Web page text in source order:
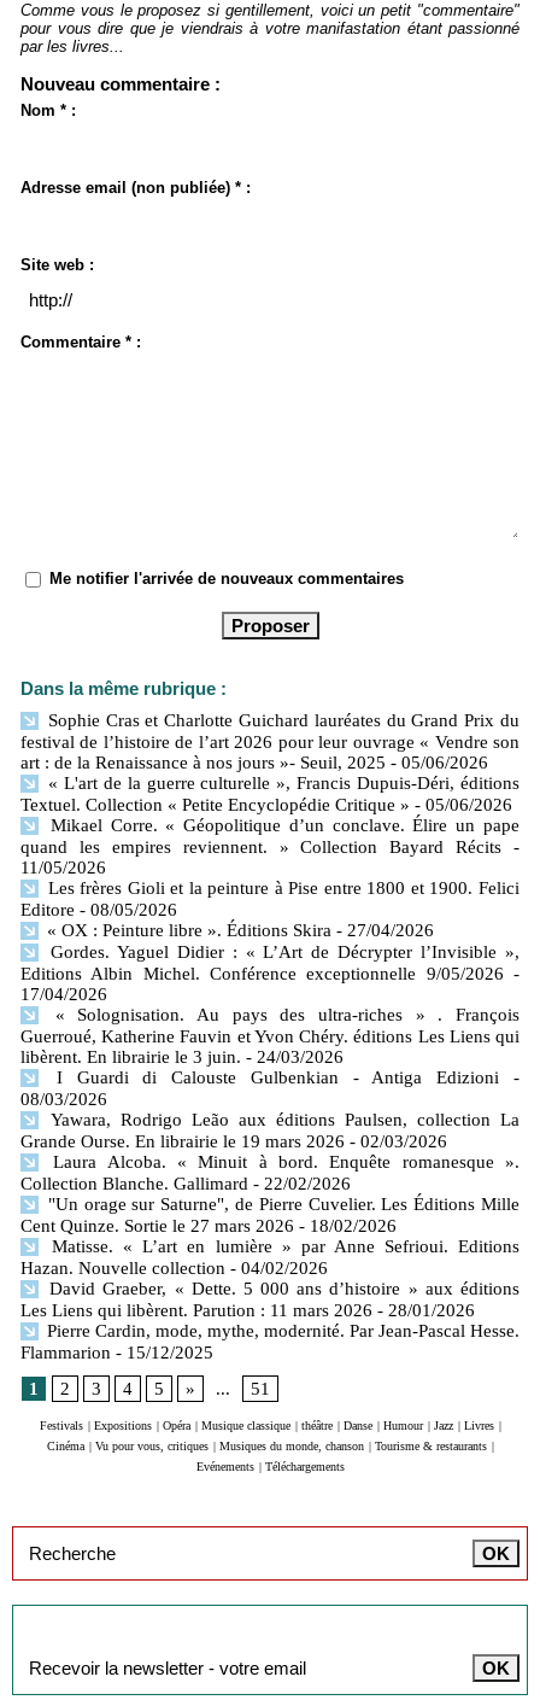
Comme vous le proposez si gentillement, voici un petit "commentaire"
pour vous dire que je viendrais à votre manifastation étant passionné
par les livres...
Nouveau commentaire :
Nom * :
Adresse email (non publiée) * :
Site web :
Commentaire * :
Me notifier l'arrivée de nouveaux commentaires
Dans la même rubrique :
Sophie Cras et Charlotte Guichard lauréates du Grand Prix du
festival de l’histoire de l’art 2026 pour leur ouvrage « Vendre son
art : de la Renaissance à nos jours »- Seuil, 2025 - 05/06/2026
« L'art de la guerre culturelle », Francis Dupuis-Déri, éditions
Textuel. Collection « Petite Encyclopédie Critique » - 05/06/2026
Mikael Corre. « Géopolitique d’un conclave. Élire un pape
quand les empires reviennent. » Collection Bayard Récits
-
11/05/2026
Les frères Gioli et la peinture à Pise entre 1800 et 1900. Felici
Editore - 08/05/2026
« OX : Peinture libre ». Éditions Skira - 27/04/2026
Gordes. Yaguel Didier : « L’Art de Décrypter l’Invisible »,
Editions Albin Michel. Conférence exceptionnelle 9/05/2026 -
17/04/2026
« Solognisation. Au pays des ultra-riches » . François
Guerroué, Katherine Fauvin et Yvon Chéry. éditions Les Liens qui
libèrent. En librairie le 3 juin. - 24/03/2026
I Guardi di Calouste Gulbenkian - Antiga Edizioni
-
08/03/2026
Yawara, Rodrigo Leão aux éditions Paulsen, collection La
Grande Ourse. En librairie le 19 mars 2026 - 02/03/2026
Laura Alcoba. « Minuit à bord. Enquête romanesque ».
Collection Blanche. Gallimard - 22/02/2026
"Un orage sur Saturne", de Pierre Cuvelier. Les Éditions Mille
Cent Quinze. Sortie le 27 mars 2026 - 18/02/2026
Matisse. « L’art en lumière » par Anne Sefrioui. Editions
Hazan. Nouvelle collection - 04/02/2026
David Graeber, « Dette. 5 000 ans d’histoire » aux éditions
Les Liens qui libèrent. Parution : 11 mars 2026 - 28/01/2026
Pierre Cardin, mode, mythe, modernité. Par Jean-Pascal Hesse.
Flammarion - 15/12/2025
1
2 3 4 5 » ... 51
Festivals Expositions Opéra Musique classique théâtre Danse Humour Jazz Livres
Cinéma
Vu pour vous, critiques Musiques du monde, chanson Tourisme & restaurants
Evénements
Téléchargements